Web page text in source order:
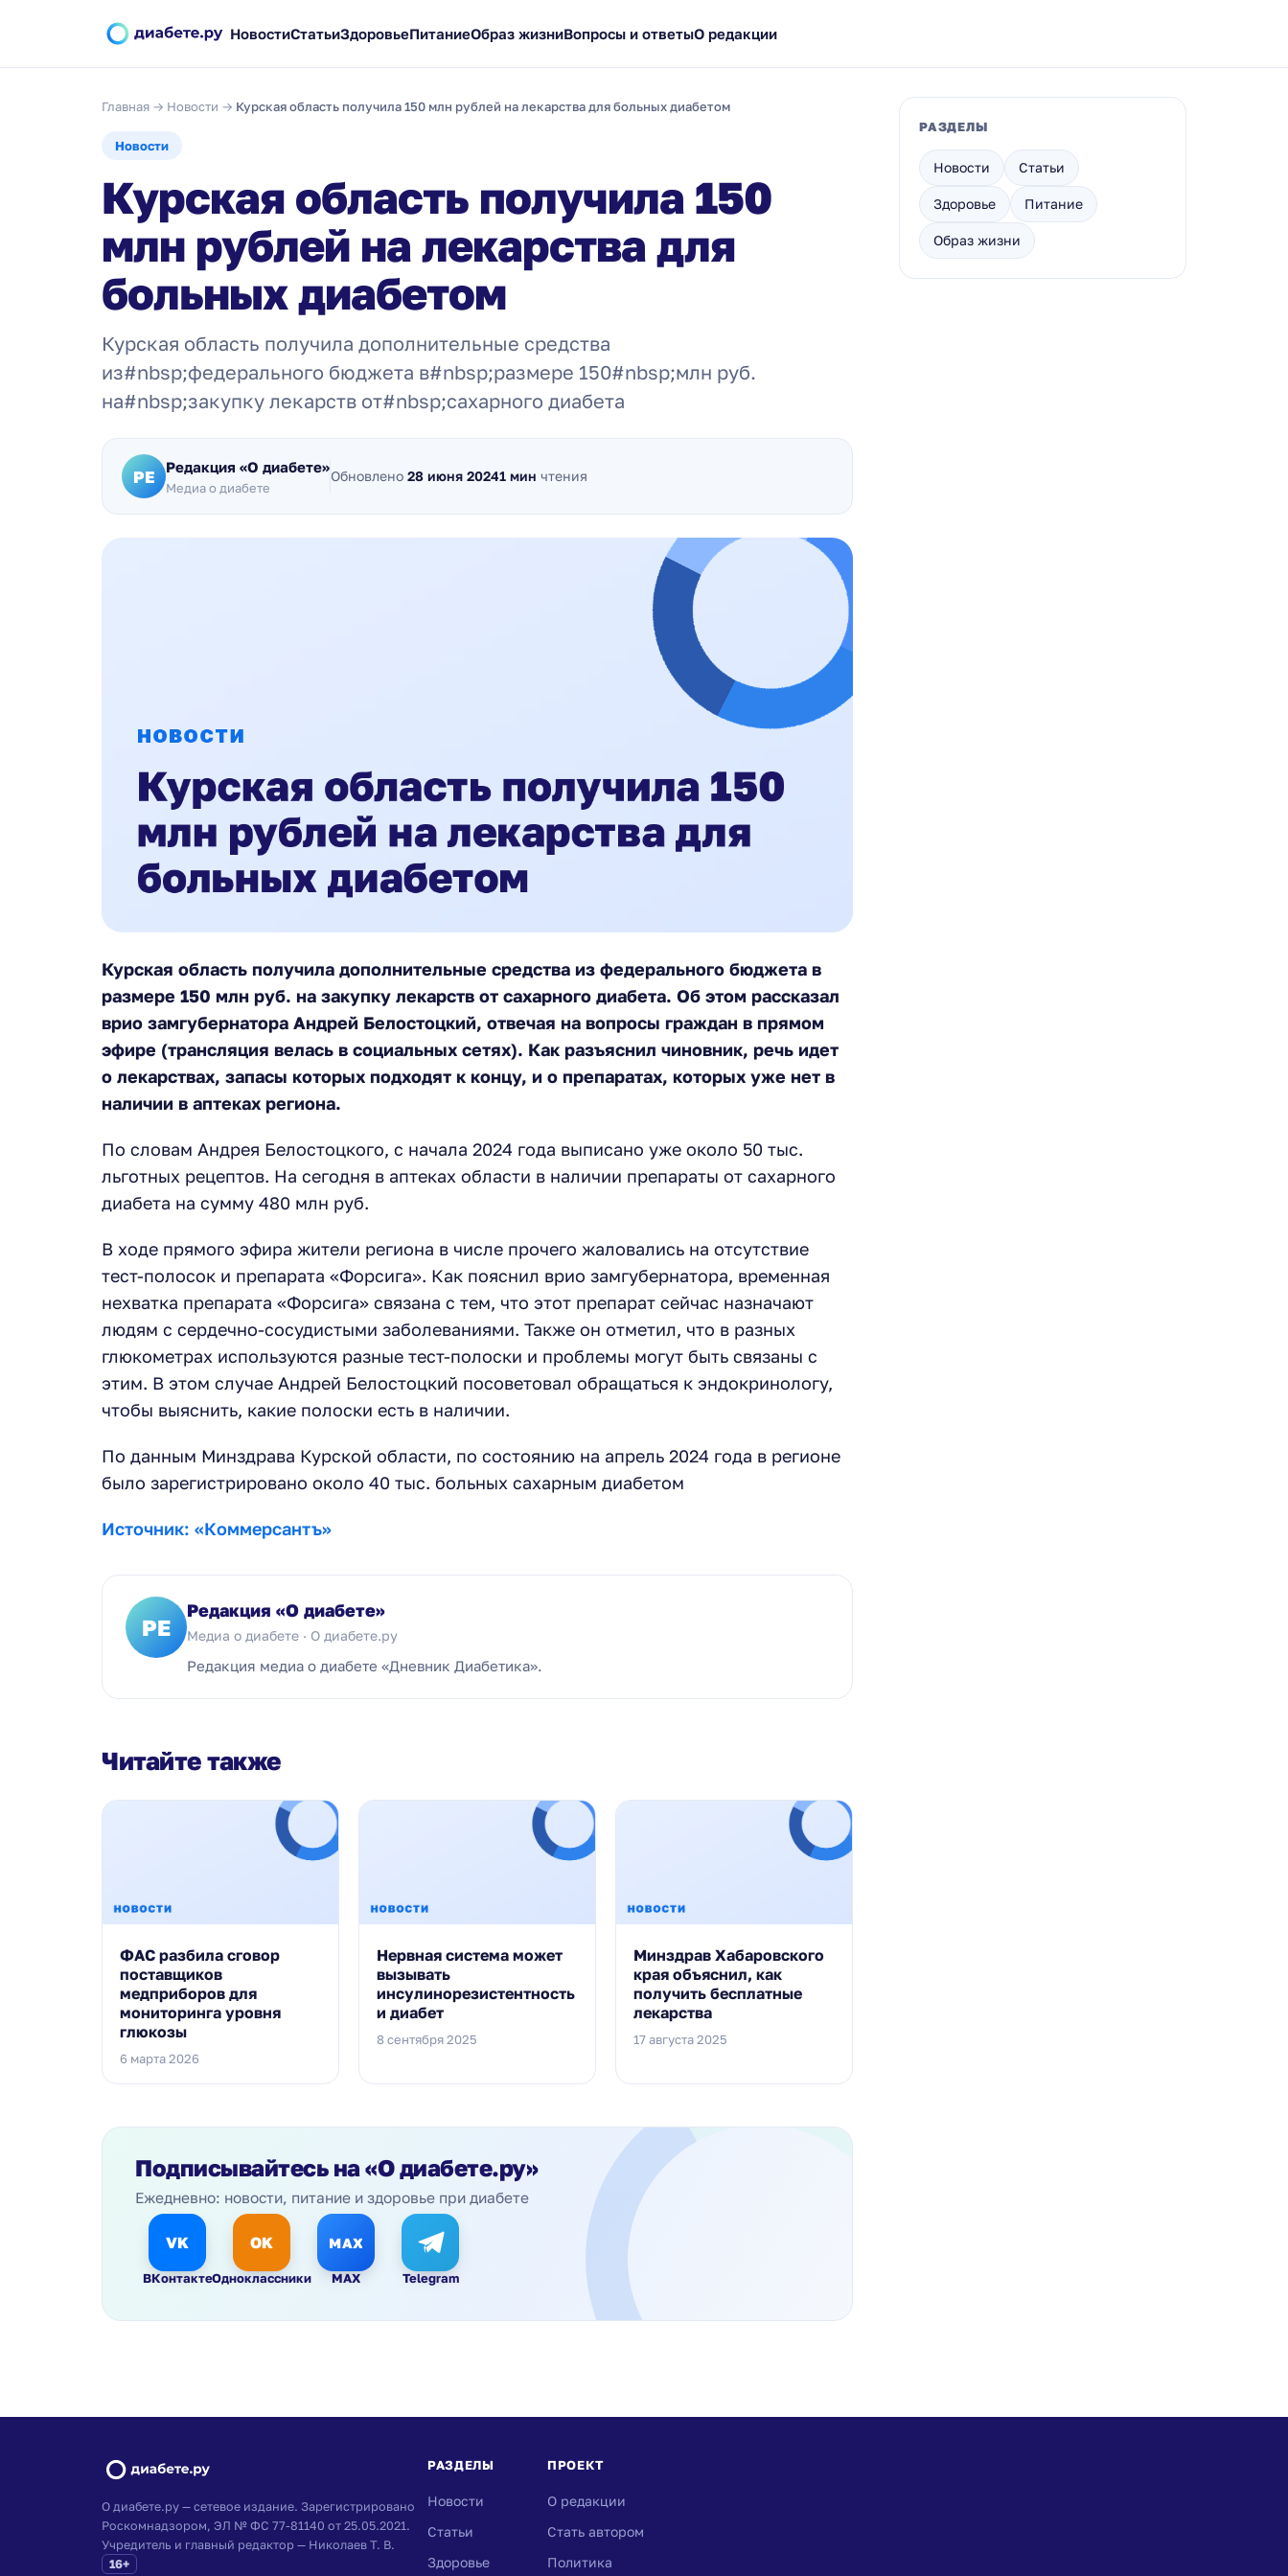
НовостиСтатьиЗдоровьеПитаниеОбраз жизниВопросы и ответыО редакции
Главная → Новости → Курская область получила 150 млн рублей на лекарства для больных диабетом
Новости
Курская область получила 150
млн рублей на лекарства для
больных диабетом
Курская область получила дополнительные средства
из#nbsp;федерального бюджета в#nbsp;размере 150#nbsp;млн руб.
на#nbsp;закупку лекарств от#nbsp;сахарного диабета
РЕ Редакция «О диабете»
Медиа о диабете
Обновлено 28 июня 20241 мин чтения
Курская область получила дополнительные средства из федерального бюджета в
размере 150 млн руб. на закупку лекарств от сахарного диабета. Об этом рассказал
врио замгубернатора Андрей Белостоцкий, отвечая на вопросы граждан в прямом
эфире (трансляция велась в социальных сетях). Как разъяснил чиновник, речь идет
о лекарствах, запасы которых подходят к концу, и о препаратах, которых уже нет в
наличии в аптеках региона.
По словам Андрея Белостоцкого, с начала 2024 года выписано уже около 50 тыс.
льготных рецептов. На сегодня в аптеках области в наличии препараты от сахарного
диабета на сумму 480 млн руб.
В ходе прямого эфира жители региона в числе прочего жаловались на отсутствие
тест-полосок и препарата «Форсига». Как пояснил врио замгубернатора, временная
нехватка препарата «Форсига» связана с тем, что этот препарат сейчас назначают
людям с сердечно-сосудистыми заболеваниями. Также он отметил, что в разных
глюкометрах используются разные тест-полоски и проблемы могут быть связаны с
этим. В этом случае Андрей Белостоцкий посоветовал обращаться к эндокринологу,
чтобы выяснить, какие полоски есть в наличии.
По данным Минздрава Курской области, по состоянию на апрель 2024 года в регионе
было зарегистрировано около 40 тыс. больных сахарным диабетом
Источник: «Коммерсантъ»
РЕ
Редакция «О диабете»
Медиа о диабете · О диабете.ру
Редакция медиа о диабете «Дневник Диабетика».
Читайте также
ФАС разбила сговор
поставщиков
медприборов для
мониторинга уровня
глюкозы
6 марта 2026
Нервная система может
вызывать
инсулинорезистентность
и диабет
8 сентября 2025
Минздрав Хабаровского
края объяснил, как
получить бесплатные
лекарства
17 августа 2025
Подписывайтесь на «О диабете.ру»
Ежедневно: новости, питание и здоровье при диабете
VK
ВКонтакте
OK
Одноклассники
MAX
MAX Telegram
РАЗДЕЛЫ
Новости Статьи
Здоровье Питание
Образ жизни
О диабете.ру — сетевое издание. Зарегистрировано
Роскомнадзором, ЭЛ № ФС 77-81140 от 25.05.2021.
Учредитель и главный редактор — Николаев Т. В.
16+
РАЗДЕЛЫ
Новости
Статьи
Здоровье
ПРОЕКТ
О редакции
Стать автором
Политика